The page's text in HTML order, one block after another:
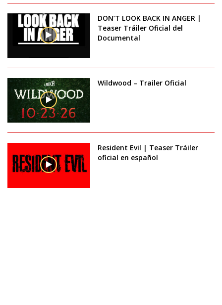
DON’T LOOK BACK IN ANGER |
Teaser Tráiler Oficial del
Documental
Wildwood – Trailer Oficial
Resident Evil | Teaser Tráiler
oficial en español